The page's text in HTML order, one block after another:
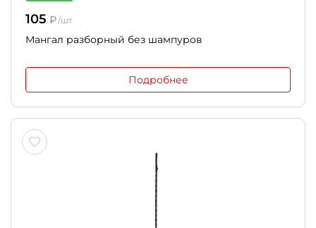
105 ₽/шт
Мангал разборный без шампуров
Подробнее